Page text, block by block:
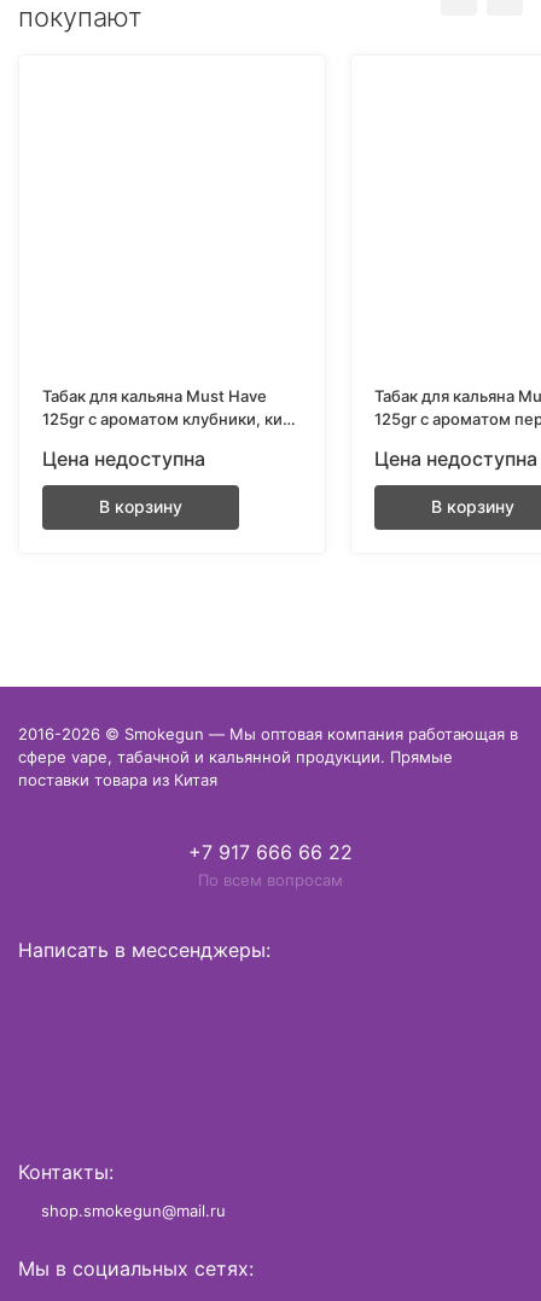
покупают
Табак для кальяна Must Have
125gr с ароматом клубники, киви
Цена недоступна
В корзину
Табак для кальяна
125gr с ароматом
Цена недоступна
В корзину
2016-2026 © Smokegun — Мы оптовая компания работающая в
сфере vape, табачной и кальянной продукции. Прямые
поставки товара из Китая
+7 917 666 66 22
По всем вопросам
Написать в мессенджеры:
Контакты:
shop.smokegun@mail.ru
Мы в социальных сетях: